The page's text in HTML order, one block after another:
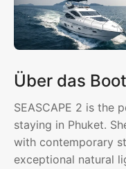
Über das Boot
SEASCAPE 2 is the
staying in Phuket.
with contemporary
exceptional natural